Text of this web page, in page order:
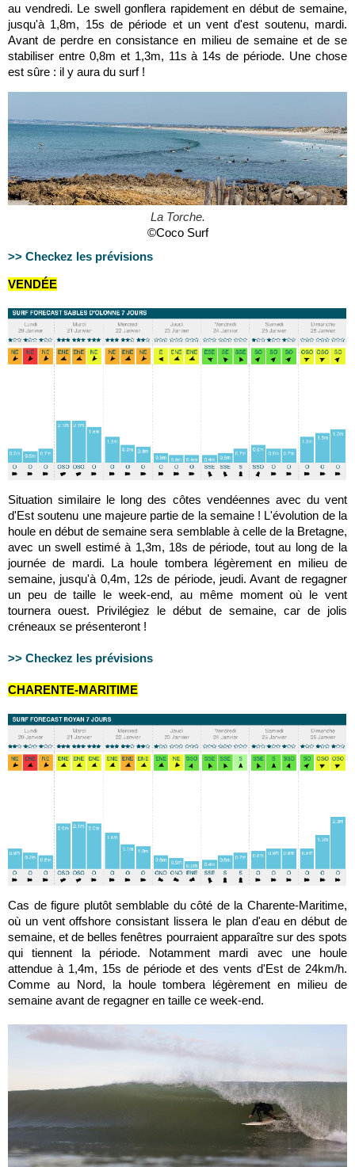
au vendredi. Le swell gonflera rapidement en début de semaine,
jusqu'à 1,8m, 15s de période et un vent d'est soutenu, mardi.
Avant de perdre en consistance en milieu de semaine et de se
stabiliser entre 0,8m et 1,3m, 11s à 14s de période. Une chose
est sûre : il y aura du surf !
La Torche.
©Coco Surf
>> Checkez les prévisions
VENDÉE
Situation similaire le long des côtes vendéennes avec du vent
d'Est soutenu une majeure partie de la semaine ! L'évolution de la
houle en début de semaine sera semblable à celle de la Bretagne,
avec un swell estimé à 1,3m, 18s de période, tout au long de la
journée de mardi. La houle tombera légèrement en milieu de
semaine, jusqu'à 0,4m, 12s de période, jeudi. Avant de regagner
un peu de taille le week-end, au même moment où le vent
tournera ouest. Privilégiez le début de semaine, car de jolis
créneaux se présenteront !
>> Checkez les prévisions
CHARENTE-MARITIME
Cas de figure plutôt semblable du côté de la Charente-Maritime,
où un vent offshore consistant lissera le plan d'eau en début de
semaine, et de belles fenêtres pourraient apparaître sur des spots
qui tiennent la période. Notamment mardi avec une houle
attendue à 1,4m, 15s de période et des vents d'Est de 24km/h.
Comme au Nord, la houle tombera légèrement en milieu de
semaine avant de regagner en taille ce week-end.